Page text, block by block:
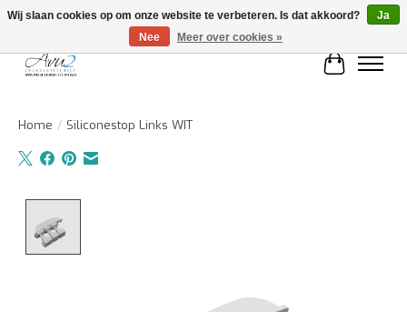
Home / Siliconestop Links WIT
Wij slaan cookies op om onze website te verbeteren. Is dat akkoord?
Ja
Nee
Meer over cookies »